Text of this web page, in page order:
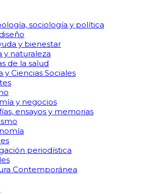
sociología y política
y bienestar
y naturaleza
de la salud
y Ciencias Sociales
y negocios
ensayos y memorias
periodística
Contemporánea